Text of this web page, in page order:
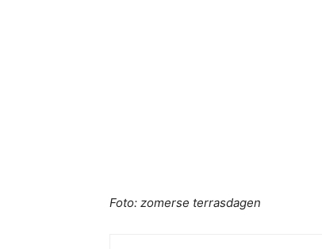
Foto: zomerse terrasdagen